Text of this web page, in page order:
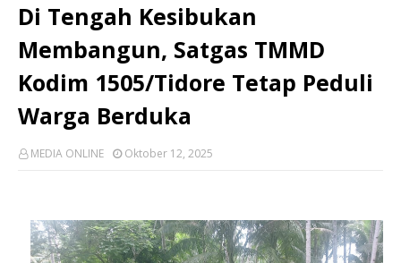
Di Tengah Kesibukan
Membangun, Satgas TMMD
Kodim 1505/Tidore Tetap Peduli
Warga Berduka
MEDIA ONLINE Oktober 12, 2025